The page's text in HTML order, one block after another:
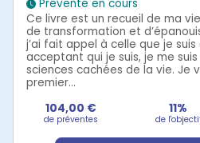
Prévente en cours
Ce livre est un recueil de ma
de transformation et
j’ai fait appel à celle que je suis
acceptant qui je suis, je me
sciences cachées de la vie. Je
premier...
104,00 €
de préventes
11%
de